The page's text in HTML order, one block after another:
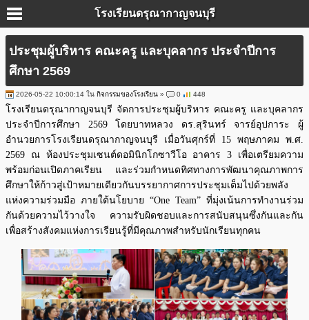
โรงเรียนดรุณากาญจนบุรี
ประชุมผู้บริหาร คณะครู และบุคลากร ประจำปีการ
ศึกษา 2569
2026-05-22 10:00:14 ใน กิจกรรมของโรงเรียน » 0 448
โรงเรียนดรุณากาญจนบุรี จัดการประชุมผู้บริหาร คณะครู และบุคลากร
ประจำปีการศึกษา 2569 โดยบาทหลวง ดร.สุรินทร์ จารย์อุปการะ ผู้
อำนวยการโรงเรียนดรุณากาญจนบุรี เมื่อวันศุกร์ที่ 15 พฤษภาคม พ.ศ.
2569 ณ ห้องประชุมเซนต์ดอมินิกโกซาวีโอ อาคาร 3 เพื่อเตรียมความ
พร้อมก่อนเปิดภาคเรียน และร่วมกำหนดทิศทางการพัฒนาคุณภาพการ
ศึกษาให้ก้าวสู่เป้าหมายเดียวกันบรรยากาศการประชุมเต็มไปด้วยพลัง
แห่งความร่วมมือ ภายใต้นโยบาย “One Team” ที่มุ่งเน้นการทำงานร่วม
กันด้วยความไว้วางใจ ความรับผิดชอบและการสนับสนุนซึ่งกันและกัน
เพื่อสร้างสังคมแห่งการเรียนรู้ที่มีคุณภาพสำหรับนักเรียนทุกคน